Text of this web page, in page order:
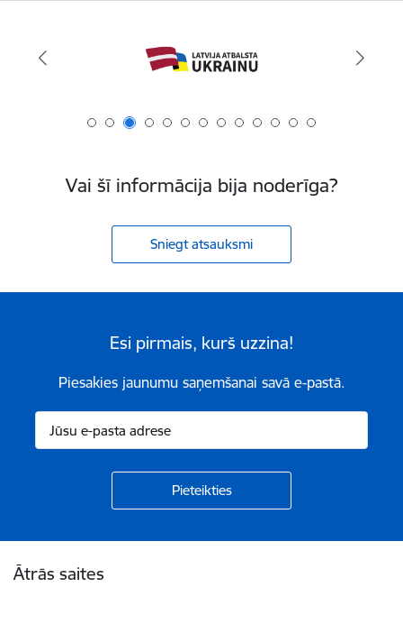
Vai šī informācija bija noderīga?
Sniegt atsauksmi
Esi pirmais, kurš uzzina!
Piesakies jaunumu saņemšanai savā e-pastā.
Ātrās saites